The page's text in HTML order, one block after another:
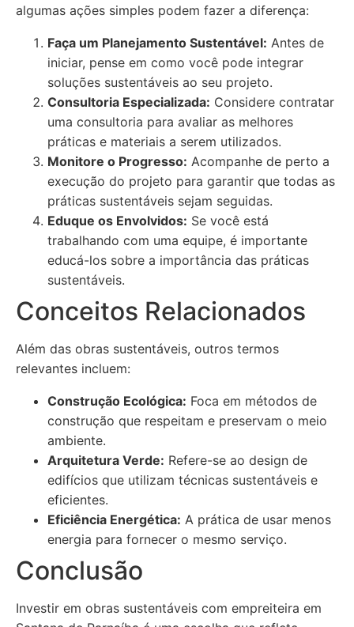
algumas ações simples podem fazer a diferença:
Faça um Planejamento Sustentável: Antes de
iniciar, pense em como você pode integrar
soluções sustentáveis ao seu projeto.
Consultoria Especializada: Considere contratar
uma consultoria para avaliar as melhores
práticas e materiais a serem utilizados.
Monitore o Progresso: Acompanhe de perto a
execução do projeto para garantir que todas as
práticas sustentáveis sejam seguidas.
Eduque os Envolvidos: Se você está
trabalhando com uma equipe, é importante
educá-los sobre a importância das práticas
sustentáveis.
Conceitos Relacionados
Além das obras sustentáveis, outros termos
relevantes incluem:
Construção Ecológica: Foca em métodos de
construção que respeitam e preservam o meio
ambiente.
Arquitetura Verde: Refere-se ao design de
edifícios que utilizam técnicas sustentáveis e
eficientes.
Eficiência Energética: A prática de usar menos
energia para fornecer o mesmo serviço.
Conclusão
Investir em obras sustentáveis com empreiteira em